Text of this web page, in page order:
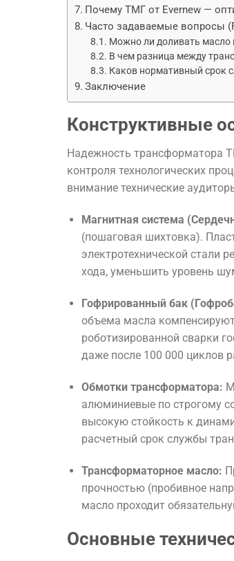
Почему ТМГ от Evernew —
Часто задаваемые вопросы
Можно ли доливать масло
В чем разница между
Каков нормативный срок
Заключение
Конструктивные
Надежность трансформатора
контроля технологических
внимание технические
Магнитная система
(пошаговая шихтовка).
электротехнической стали
хода, уменьшить уровень
Гофрированный бак
объема масла
роботизированной сварки
даже после 100 000 циклов
Обмотки трансформатора:
алюминиевые по строгому
высокую стойкость к
расчетный срок службы
Трансформаторное масло:
прочностью (пробивное
масло проходит
Основные